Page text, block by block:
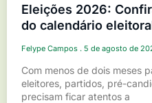
Eleições 2026:
do calendário
Felype Campos 5 de agosto de
Com menos de dois meses
eleitores, partidos, pré-
precisam ficar atentos a